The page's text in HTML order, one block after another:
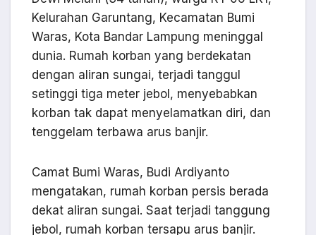
Kelurahan Garuntang, Kecamatan Bumi
Waras, Kota Bandar Lampung meninggal
dunia. Rumah korban yang berdekatan
dengan aliran sungai, terjadi tanggul
setinggi tiga meter jebol, menyebabkan
korban tak dapat menyelamatkan diri, dan
tenggelam terbawa arus banjir.
Camat Bumi Waras, Budi Ardiyanto
mengatakan, rumah korban persis berada
dekat aliran sungai. Saat terjadi tanggung
jebol, rumah korban tersapu arus banjir.